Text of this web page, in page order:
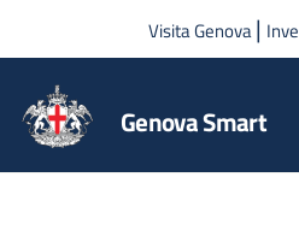
Salta al
Visita Genova|
Genova Smart